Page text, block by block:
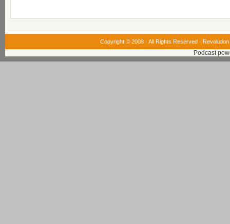
Copyright © 2008 · All Rights Reserved ·
Podcast